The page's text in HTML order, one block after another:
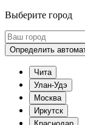
Выберите город
Определить
Чита
Улан-Удэ
Москва
Иркутск